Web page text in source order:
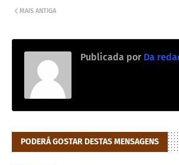
MAIS ANTIGA
Publicada por Da
PODERÁ GOSTAR DESTAS MENSAGENS